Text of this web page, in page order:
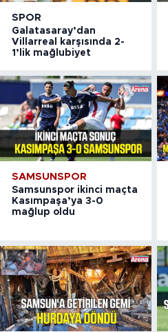
SPOR
Galatasaray’dan
Villarreal karşısında 2-
1’lik mağlubiyet
SAMSUNSPOR
Samsunspor ikinci maçta
Kasımpaşa’ya 3-0
mağlup oldu